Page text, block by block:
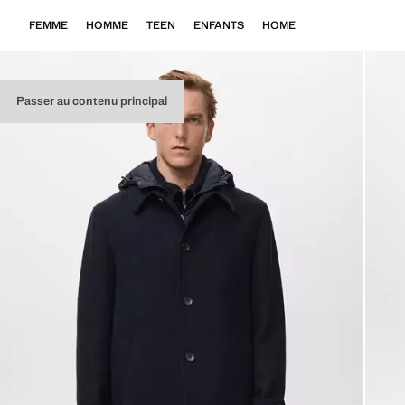
Passer au contenu principal
FEMME HOMME TEEN ENFANTS HOME